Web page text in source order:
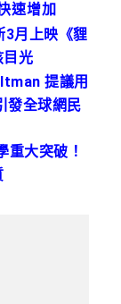
速增加
月上映《貍
目光
提議用
發全球網民
重大突破！